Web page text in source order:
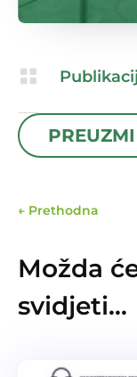


PREUZMI
← Prethodna
Možda
svidjeti…